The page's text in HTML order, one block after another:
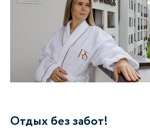
Отдых без забот!